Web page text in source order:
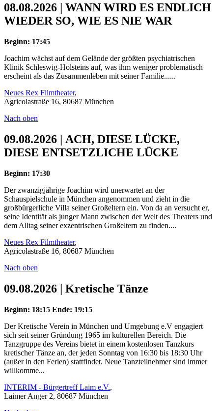
08.08.2026 | WANN WIRD ES ENDLICH
WIEDER SO, WIE ES NIE WAR
Beginn: 17:45
Joachim wächst auf dem Gelände der größten psychiatrischen
Klinik Schleswig-Holsteins auf, was ihm weniger problematisch
erscheint als das Zusammenleben mit seiner Familie......
Neues Rex Filmtheater,
Agricolastraße 16, 80687 München
Nach oben
09.08.2026 | ACH, DIESE LÜCKE,
DIESE ENTSETZLICHE LÜCKE
Beginn: 17:30
Der zwanzigjährige Joachim wird unerwartet an der
Schauspielschule in München angenommen und zieht in die
großbürgerliche Villa seiner Großeltern ein. Von da an versucht er,
seine Identität als junger Mann zwischen der Welt des Theaters und
dem Alltag seiner exzentrischen Großeltern zu finden....
Neues Rex Filmtheater,
Agricolastraße 16, 80687 München
Nach oben
09.08.2026 | Kretische Tänze
Beginn: 18:15 Ende: 19:15
Der Kretische Verein in München und Umgebung e.V engagiert
sich seit seiner Gründung 1965 im kulturellen Bereich. Die
Tanzgruppe des Vereins bietet in einem kostenlosen Tanzkurs
kretischer Tänze an, der jeden Sonntag von 16:30 bis 18:30 Uhr
(außer in den Ferien) stattfindet. Neue Tanzteilnehmer sind immer
willkomme...
INTERIM - Bürgertreff Laim e.V.,
Laimer Anger 2, 80687 München